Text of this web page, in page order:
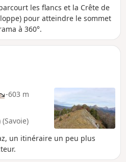
les flancs et la Crête de
pour atteindre le sommet
à 360°.
-603 m
un itinéraire un peu plus